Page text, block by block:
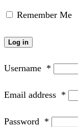
Remember Me
Log in
Username *
Email address *
Password *